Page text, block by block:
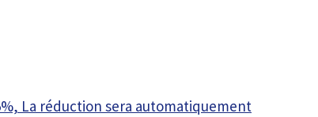
La réduction sera automatiquement